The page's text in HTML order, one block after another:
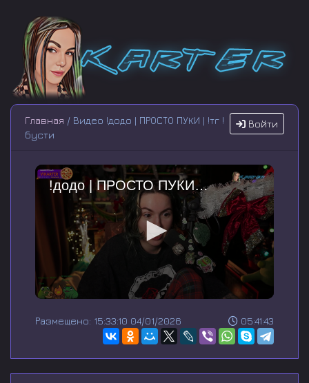
Войти
Главная / Видео !додо | ПРОСТО ПУКИ | !тг !
бусти
!додо | ПРОСТО ПУКИ | !тг !бусти
e
n
05:41:43
Размещено: 15:33:10 04/01/2026